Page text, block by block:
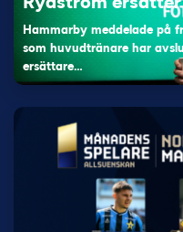
Hammarby meddelade på
som huvudtränare har
ersättare…